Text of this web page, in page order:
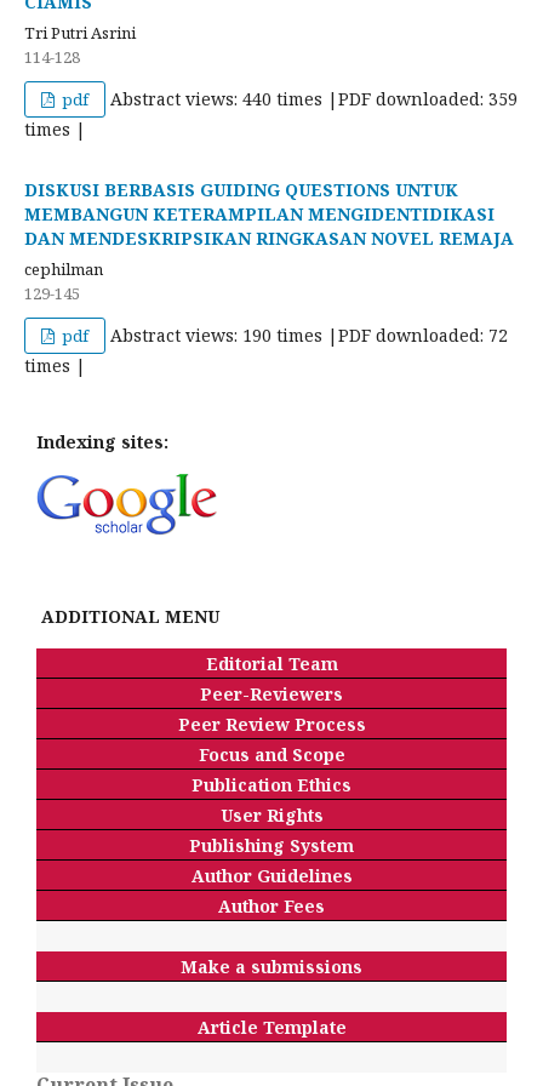
Tri Putri Asrini
114-128
pdf
Abstract views: 440 times |PDF downloaded: 359
times |
DISKUSI BERBASIS GUIDING QUESTIONS UNTUK
MEMBANGUN KETERAMPILAN MENGIDENTIDIKASI
DAN MENDESKRIPSIKAN RINGKASAN NOVEL REMAJA
cephilman
129-145
pdf
Abstract views: 190 times |PDF downloaded: 72
times |
Indexing sites:
ADDITIONAL MENU
Editorial Team
Peer-Reviewers
Peer Review Process
Focus and Scope
Publication Ethics
User Rights
Publishing System
Author Guidelines
Author Fees
Make a submissions
Article Template